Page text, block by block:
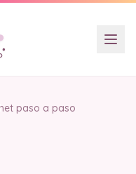
paso a paso